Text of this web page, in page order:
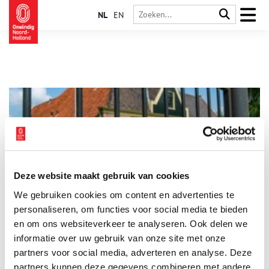
Deze website maakt gebruik van cookies
We gebruiken cookies om content en advertenties te
personaliseren, om functies voor social media te bieden
en om ons websiteverkeer te analyseren. Ook delen we
informatie over uw gebruik van onze site met onze
partners voor social media, adverteren en analyse. Deze
partners kunnen deze gegevens combineren met andere
NL EN
Voor de serie ‘Binnenkijker’ van Boerderijenstichting Noord-
Holland gaat agrarisch erfgoed specialist Anna Groentjes op
bezoek bij bijzondere stolpboerderijen. Trotse eigenaren
vertellen haar alles over de geschiedenis en het interieur van
de stolp. De interieurs verschillen nog meer van elkaar dan de
buitenkanten. Bij woonboerderijen zien we de zoektocht naar
het toepassen van nieuwe functies, op basis van de